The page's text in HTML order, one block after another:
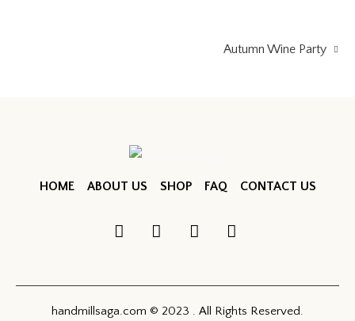
Autumn Wine Party
HOME ABOUT US SHOP FAQ CONTACT US
handmillsaga.com © 2023 . All Rights Reserved.